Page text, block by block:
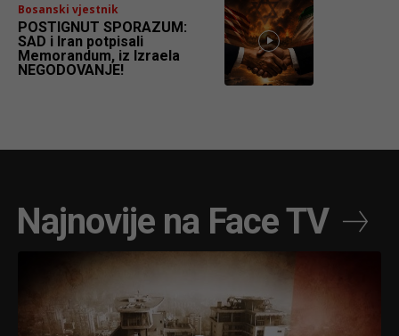
Bosanski vjestnik
POSTIGNUT SPORAZUM:
SAD i Iran potpisali
Memorandum, iz Izraela
NEGODOVANJE!
Najnovije na Face TV